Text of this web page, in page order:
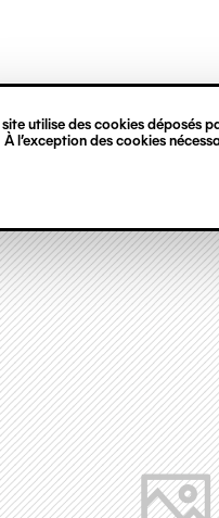
utilise des cookies déposés
À l’exception des cookies